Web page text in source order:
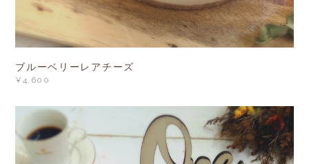
ブルーベリーレアチーズ
¥4,600